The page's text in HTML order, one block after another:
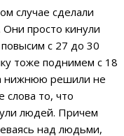
случае сделали
просто кинули
с 27 до 30
тоже поднимем с 18
нижнюю решили не
слова то, что
людей. Причем
над людьми,